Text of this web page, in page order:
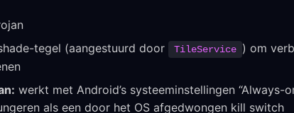
tegel (aangestuurd door TileService ) om
werkt met Android’s systeeminstellingen “Always-
als een door het OS afgedwongen kill switch